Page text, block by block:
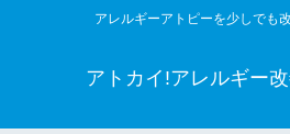
アレルギーアトピーを少しでも
アトカイ!アレルギー